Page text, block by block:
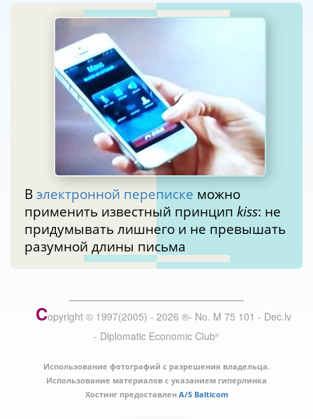
В электронной переписке можно
применить известный принцип kiss: не
придумывать лишнего и не превышать
разумной длины письма
Copyright © 1997(2005) - 2026 ®- No. M 75 101 - Dec.lv
- Diplomatic Economic Club®
Использование фотографий с разрешения владельца.
Использование материалов с указанием гиперлинка
Хостинг предоставлен A/S Balticom